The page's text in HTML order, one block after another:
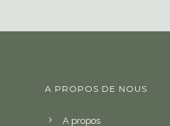
A PROPOS DE NOUS
A propos